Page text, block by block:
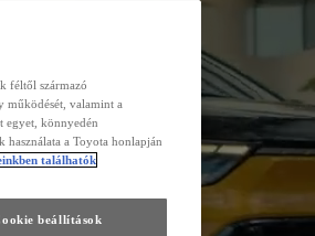
féltől származó
működését, valamint a
egyet, könnyedén
használata a Toyota honlapján
találhatók
beállítások